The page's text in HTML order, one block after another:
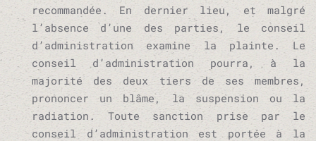
recommandée. En dernier lieu, et malgré
l’absence d’une des parties, le conseil
d’administration examine la plainte. Le
conseil d’administration pourra, à la
majorité des deux tiers de ses membres,
prononcer un blâme, la suspension ou la
radiation. Toute sanction prise par le
conseil d’administration est portée à la